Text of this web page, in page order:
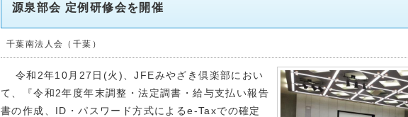
源泉部会 定例研修会を開催
千葉南法人会（千葉）
令和2年10月27日(火)、JFEみやざき倶楽部におい
て、『令和2年度年末調整・法定調書・給与支払い報告
書の作成、ID・パスワード方式によるe-Taxでの確定